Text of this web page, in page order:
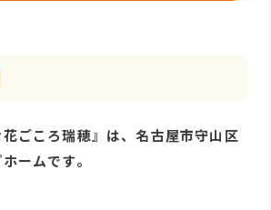
花ごころ瑞穂』は、名古屋市守山区
ームです。